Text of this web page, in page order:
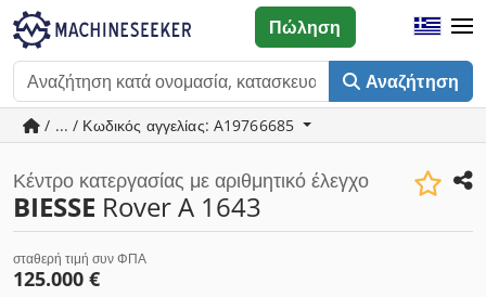
Αναζήτηση
Πώληση
/ ... / Κωδικός αγγελίας: A19766685
Κέντρο κατεργασίας με αριθμητικό έλεγχο
BIESSE Rover A 1643
σταθερή τιμή συν ΦΠΑ
125.000 €